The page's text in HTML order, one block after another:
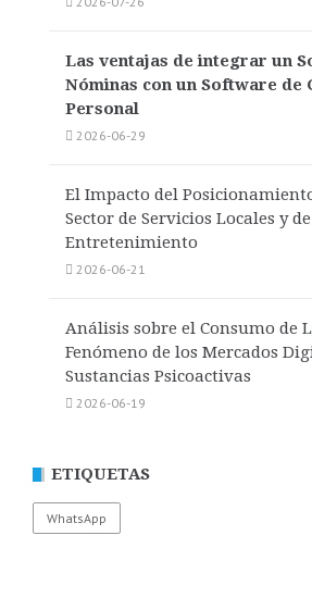
Las ventajas de integrar un
Nóminas con un Software de
Personal
2026-06-29
El Impacto del
Sector de Servicios Locales y de
Entretenimiento
2026-06-21
Análisis sobre el Consumo de
Fenómeno de los Mercados
Sustancias Psicoactivas
2026-06-19
ETIQUETAS
WhatsApp